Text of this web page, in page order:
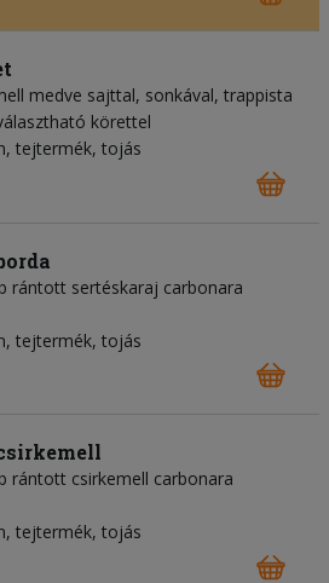
medve sajttal, sonkával, trappista
körettel
tejtermék, tojás
rántott sertéskaraj carbonara
tejtermék, tojás
rántott csirkemell carbonara
tejtermék, tojás